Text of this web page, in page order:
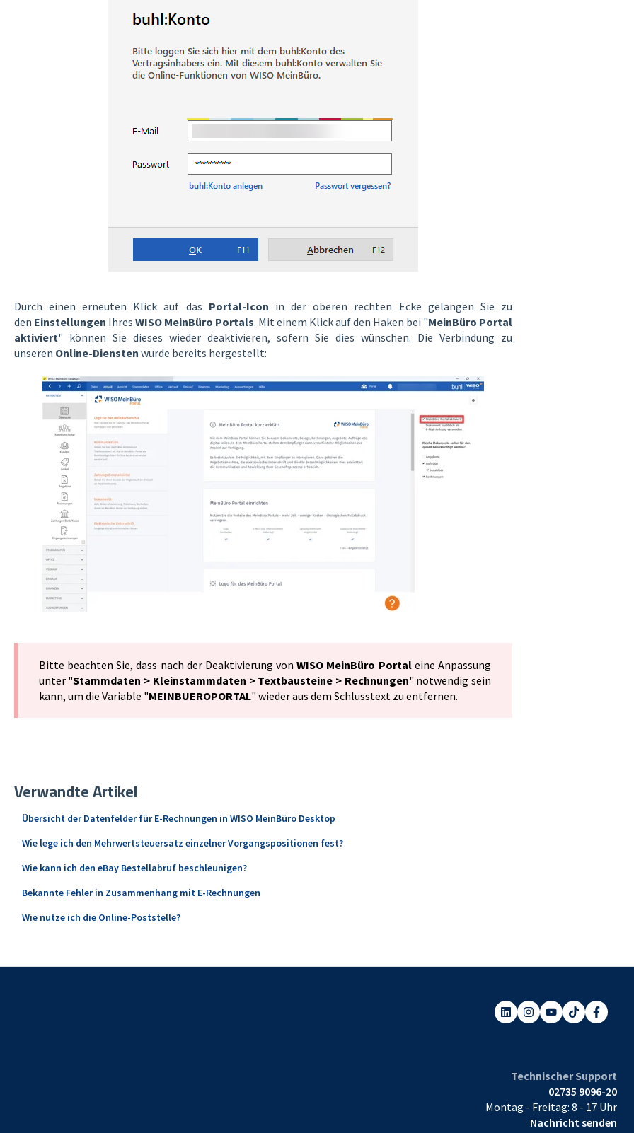
Durch einen erneuten Klick auf das Portal-Icon in der oberen rechten Ecke gelangen Sie zu
den Einstellungen Ihres WISO MeinBüro Portals. Mit einem Klick auf den Haken bei "MeinBüro Portal
aktiviert" können Sie dieses wieder deaktivieren, sofern Sie dies wünschen. Die Verbindung zu
unseren Online-Diensten wurde bereits hergestellt:
Bitte beachten Sie, dass nach der Deaktivierung vonWISO MeinBüro Portaleine Anpassung
unter "Stammdaten > Kleinstammdaten > Textbausteine > Rechnungen" notwendig sein
kann, um die Variable "MEINBUEROPORTAL" wieder aus dem Schlusstext zu entfernen.
Verwandte Artikel
Übersicht der Datenfelder für E-Rechnungen in WISO MeinBüro Desktop
Wie lege ich den Mehrwertsteuersatz einzelner Vorgangspositionen fest?
Wie kann ich den eBay Bestellabruf beschleunigen?
Bekannte Fehler in Zusammenhang mit E-Rechnungen
Wie nutze ich die Online-Poststelle?
Technischer Support
02735 9096-20
Montag - Freitag: 8 - 17 Uhr
Nachricht senden